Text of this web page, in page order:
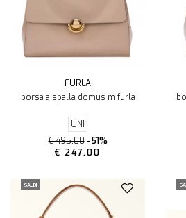
FURLA
borsa a spalla domus m furla
UNI
€ 495.00 -51%
€ 247.00
SALDI